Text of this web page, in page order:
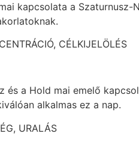
kapcsolata a Szaturnusz-
CÉLKIJELÖLÉS
és a Hold mai emelő
alkalmas ez a nap.
URALÁS